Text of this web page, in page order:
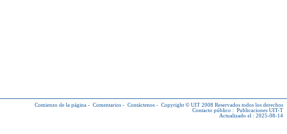
Comienzo de la página - Comentarios - Contáctenos - Copyright © UIT 2008 Reservados todos los derechos
Contacto público : Publicaciones UIT-T
Actualizado el : 2025-08-14